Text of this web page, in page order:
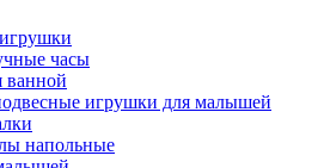
часы
ванной
игрушки для малышей
напольные